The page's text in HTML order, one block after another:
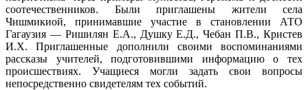
соотечественников. Были приглашены жители села
Чишмикиой, принимавшие участие в становлении АТО
Гагаузия — Ришилян Е.А., Душку Е.Д., Чебан П.В., Кристев
И.Х. Приглашенные дополнили своими воспоминаниями
рассказы учителей, подготовившими информацию о тех
происшествиях. Учащиеся могли задать свои вопросы
непосредственно свидетелям тех событий.